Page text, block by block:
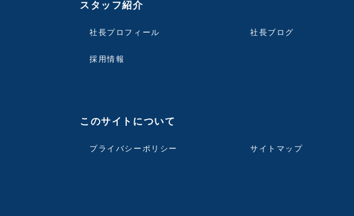
スタッフ紹介
社長プロフィール 社長ブログ
採用情報
このサイトについて
プライバシーポリシー サイトマップ